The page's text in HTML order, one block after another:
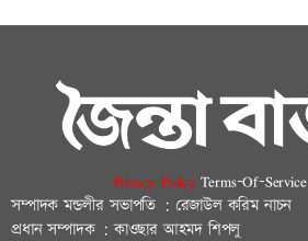
Privacy-Policy Terms-Of-Service
সম্পাদক মন্ডলীর সভাপতি : রেজাউল করিম নাচন
প্রধান সম্পাদক : কাওছার আহমদ শিপলু